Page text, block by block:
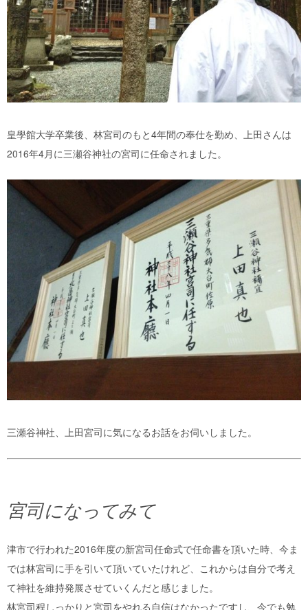
皇學館大学卒業後、林宮司のもと4年間の奉仕を勤め、上田さんは
2016年4月に三瀬谷神社の宮司に任命されました。
三瀬谷神社、上田宮司に気になるお話をお伺いしました。
宮司になってみて
津市で行われた2016年度の新宮司任命式で任命書を頂いた時、今ま
では林宮司に手を引いて頂いていたけれど、これからは自分で考え
て神社を維持発展させていくんだと感じました。
林宮司程しっかりと宮司をやれる自信はなかったですし、今でも勉